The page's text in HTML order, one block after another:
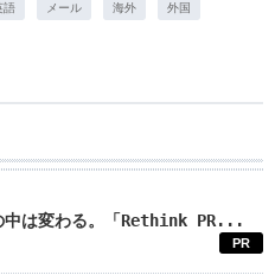
語 メール 海外 外国
中は変わる。「Rethink PR...
PR